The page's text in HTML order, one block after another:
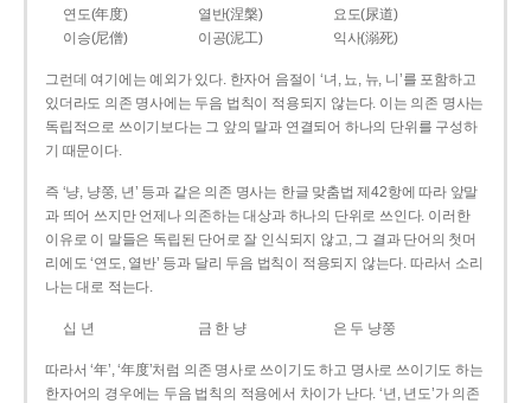
연도(年度) 열반(涅槃)
요도(尿道)
이승(尼僧)
이공(泥工) 익사(溺死)
그런데 여기에는 예외가 있다. 한자어 음절이 ‘녀, 뇨, 뉴, 니’를 포함하고
있더라도 의존 명사에는 두음 법칙이 적용되지 않는다. 이는 의존 명사는
독립적으로 쓰이기보다는 그 앞의 말과 연결되어 하나의 단위를 구성하
기 때문이다.
즉 ‘냥, 냥쭝, 년’ 등과 같은 의존 명사는 한글 맞춤법 제42항에 따라 앞말
과 띄어 쓰지만 언제나 의존하는 대상과 하나의 단위로 쓰인다. 이러한
이유로 이 말들은 독립된 단어로 잘 인식되지 않고, 그 결과 단어의 첫머
리에도 ‘연도, 열반’ 등과 달리 두음 법칙이 적용되지 않는다. 따라서 소리
나는 대로 적는다.
십 년 금 한 냥 은 두 냥쭝
따라서 ‘年’, ‘年度’처럼 의존 명사로 쓰이기도 하고 명사로 쓰이기도 하는
한자어의 경우에는 두음 법칙의 적용에서 차이가 난다. ‘년, 년도’가 의존